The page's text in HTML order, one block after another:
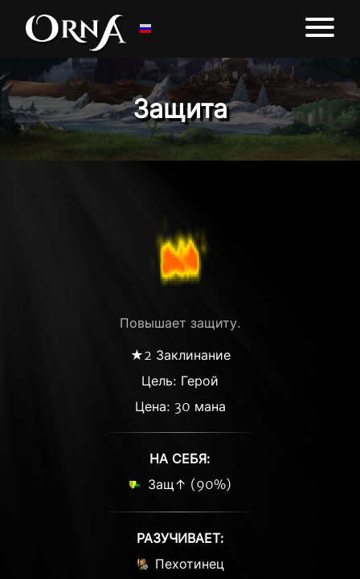
Защита
Повышает защиту.
★2 Заклинание
Цель: Герой
Цена: 30 мана
НА СЕБЯ:
Защ↑ (90%)
РАЗУЧИВАЕТ:
Пехотинец